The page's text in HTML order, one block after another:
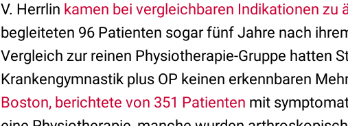
V. Herrlin kamen bei vergleichbaren Indikationen zu
begleiteten 96 Patienten sogar fünf Jahre nach
Vergleich zur reinen Physiotherapie-Gruppe hatten
Krankengymnastik plus OP keinen erkennbaren
Boston, berichtete von 351 Patienten mit